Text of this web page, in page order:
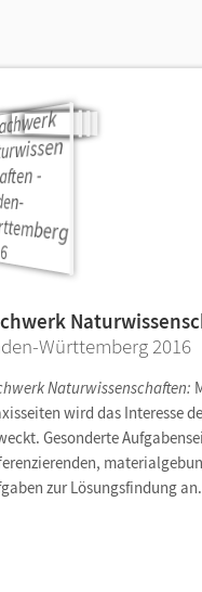
Württemberg 2016
Naturwissenschaften:
wird das Interesse
Gesonderte
zur Lösungsfindung an.